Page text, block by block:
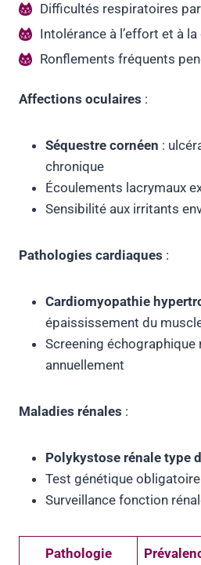
Difficultés respiratoires
Intolérance à l’effort et à la
Ronflements fréquents
Affections oculaires :
Séquestre cornéen :
chronique
Écoulements lacrymaux
Sensibilité aux irritants
Pathologies cardiaques :
Cardiomyopathie
épaississement du
Screening échographique
annuellement
Maladies rénales :
Polykystose rénale type
Test génétique
Surveillance fonction
Pathologie